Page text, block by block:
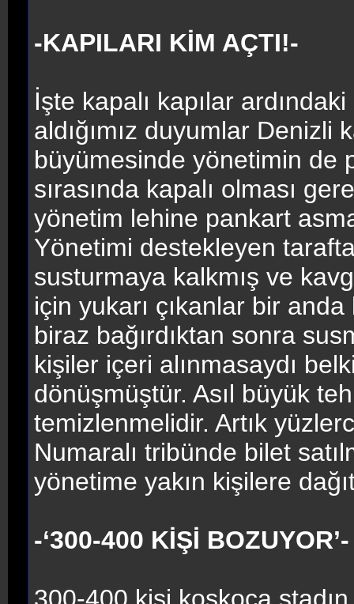
-KAPILARI KİM AÇTI!-
İşte kapalı kapılar
aldığımız duyumlar Denizli
büyümesinde yönetimin de
sırasında kapalı olması
yönetim lehine pankart
Yönetimi destekleyen
susturmaya kalkmış ve
için yukarı çıkanlar bir
biraz bağırdıktan sonra
kişiler içeri alınmasaydı
dönüşmüştür. Asıl büyük
temizlenmelidir. Artık
Numaralı tribünde bilet
yönetime yakın kişilere
-‘300-400 KİŞİ BOZUYOR’-